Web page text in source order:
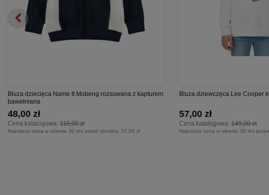
Bluza dziecięca Name It Mobeng rozsuwana z kapturem
bawełniana
Cena katalogowa: 119,00 zł
48,00 zł
Najniższa cena w okresie 30 dni przed obniżką: 57,00 zł
Bluza dziewczęca Lee Cooper
Cena katalogowa: 149,00 zł
57,00 zł
Najniższa cena w okresie 30 dni